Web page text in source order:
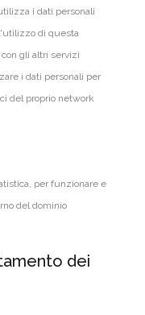
i dati personali
di questa
gli altri servizi
i dati personali per
del proprio network
per funzionare e
del dominio
dei